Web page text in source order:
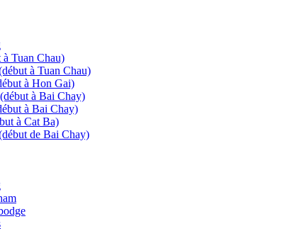
à Tuan Chau)
à Tuan Chau)
à Hon Gai)
à Bai Chay)
à Bai Chay)
à Cat Ba)
de Bai Chay)